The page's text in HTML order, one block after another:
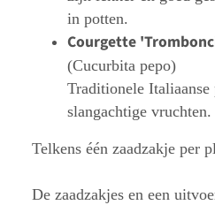
in potten.
Courgette
(Cucurbita pepo)
Traditionele Italiaanse
slangachtige vruchten.
Telkens één zaadzakje per
De zaadzakjes en een